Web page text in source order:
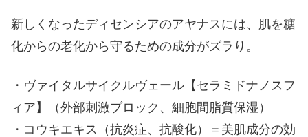
新しくなったディセンシアのアヤナスには、肌を糖
化からの老化から守るための成分がズラり。
・ヴァイタルサイクルヴェール【セラミドナノスフ
ィア】（外部刺激ブロック、細胞間脂質保湿）
・コウキエキス（抗炎症、抗酸化）＝美肌成分の効